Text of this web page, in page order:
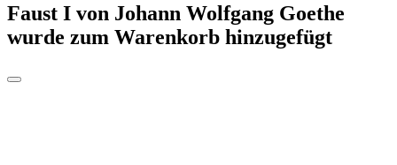
Faust I von Johann Wolfgang Goethe
wurde zum Warenkorb hinzugefügt